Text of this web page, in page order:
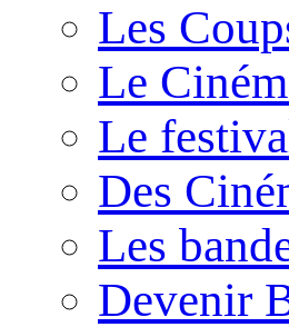
Les
Le
Le
Des
Les
Devenir